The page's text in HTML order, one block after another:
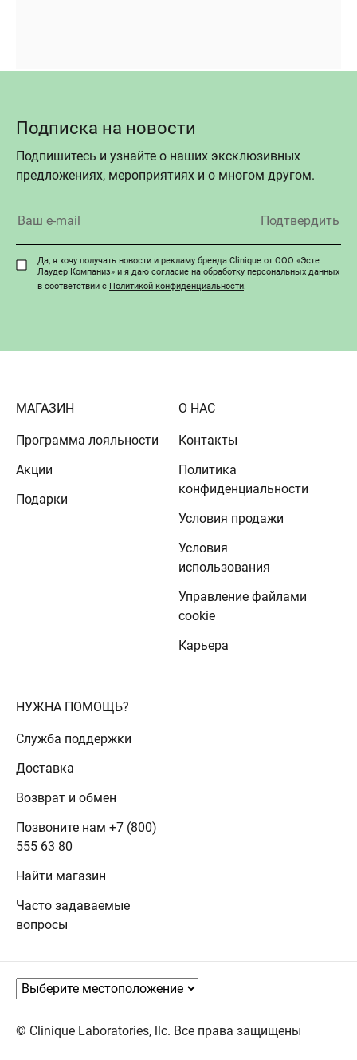
Подписка на новости
Подпишитесь и узнайте о наших эксклюзивных
предложениях, мероприятиях и о многом другом.
Да, я хочу получать новости и рекламу бренда Clinique от ООО «Эсте
Лаудер Компаниз» и я даю согласие на обработку персональных данных
в соответствии с Политикой конфиденциальности
МАГАЗИН
Программа лояльности
Акции
Подарки
О НАС
Контакты
Политика
конфиденциальности
Условия продажи
Условия
использования
Управление файлами
cookie
Карьера
НУЖНА ПОМОЩЬ?
Служба поддержки
Доставка
Возврат и обмен
Позвоните нам +7 (800)
555 63 80
Найти магазин
Часто задаваемые
вопросы
© Clinique Laboratories, llc. Все права защищены